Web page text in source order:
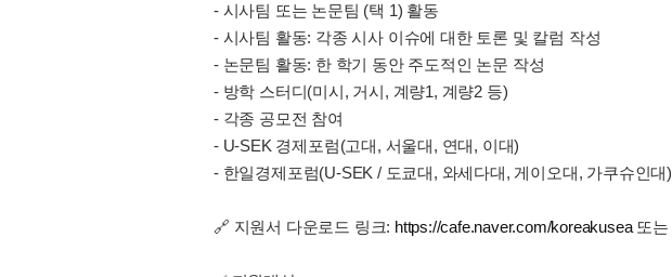
- 시사팀 또는 논문팀 (택 1) 활동
- 시사팀 활동: 각종 시사 이슈에 대한 토론 및 칼럼 작성
- 논문팀 활동: 한 학기 동안 주도적인 논문 작성
- 방학 스터디(미시, 거시, 계량1, 계량2 등)
- 각종 공모전 참여
- U-SEK 경제포럼(고대, 서울대, 연대, 이대)
- 한일경제포럼(U-SEK / 도쿄대, 와세다대, 게이오대, 가쿠슈인대)
🔗 지원서 다운로드 링크: https://cafe.naver.com/koreakusea또는